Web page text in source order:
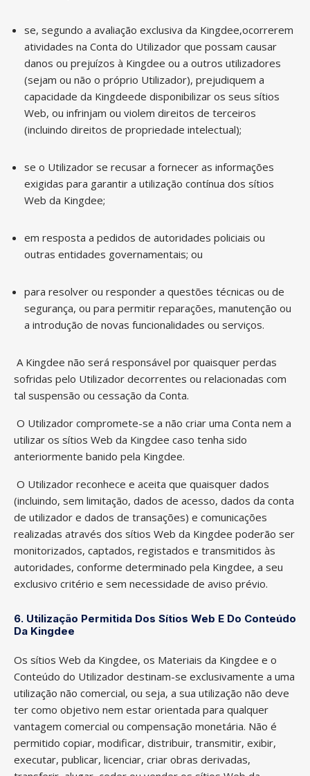
se, segundo a avaliação exclusiva da Kingdee,ocorrerem
atividades na Conta do Utilizador que possam causar
danos ou prejuízos à Kingdee ou a outros utilizadores
(sejam ou não o próprio Utilizador), prejudiquem a
capacidade da Kingdeede disponibilizar os seus sítios
Web, ou infrinjam ou violem direitos de terceiros
(incluindo direitos de propriedade intelectual);
se o Utilizador se recusar a fornecer as informações
exigidas para garantir a utilização contínua dos sítios
Web da Kingdee;
em resposta a pedidos de autoridades policiais ou
outras entidades governamentais; ou
para resolver ou responder a questões técnicas ou de
segurança, ou para permitir reparações, manutenção ou
a introdução de novas funcionalidades ou serviços.
A Kingdee não será responsável por quaisquer perdas
sofridas pelo Utilizador decorrentes ou relacionadas com
tal suspensão ou cessação da Conta.
O Utilizador compromete-se a não criar uma Conta nem a
utilizar os sítios Web da Kingdee caso tenha sido
anteriormente banido pela Kingdee.
O Utilizador reconhece e aceita que quaisquer dados
(incluindo, sem limitação, dados de acesso, dados da conta
de utilizador e dados de transações) e comunicações
realizadas através dos sítios Web da Kingdee poderão ser
monitorizados, captados, registados e transmitidos às
autoridades, conforme determinado pela Kingdee, a seu
exclusivo critério e sem necessidade de aviso prévio.
6. Utilização Permitida Dos Sítios Web E Do Conteúdo
Da Kingdee
Os sítios Web da Kingdee, os Materiais da Kingdee e o
Conteúdo do Utilizador destinam-se exclusivamente a uma
utilização não comercial, ou seja, a sua utilização não deve
ter como objetivo nem estar orientada para qualquer
vantagem comercial ou compensação monetária. Não é
permitido copiar, modificar, distribuir, transmitir, exibir,
executar, publicar, licenciar, criar obras derivadas,